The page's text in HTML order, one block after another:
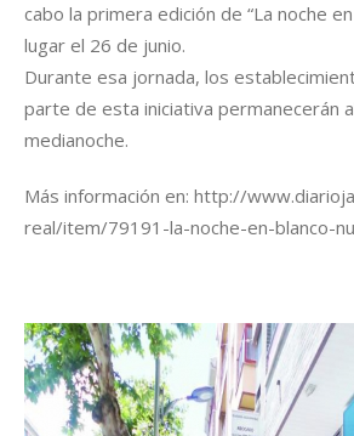
cabo la primera edición de “La noche
lugar el 26 de junio.
Durante esa jornada, los
parte de esta iniciativa permanecerán
medianoche.
Más información en: http://
real/item/79191-la-noche-en-blanco-